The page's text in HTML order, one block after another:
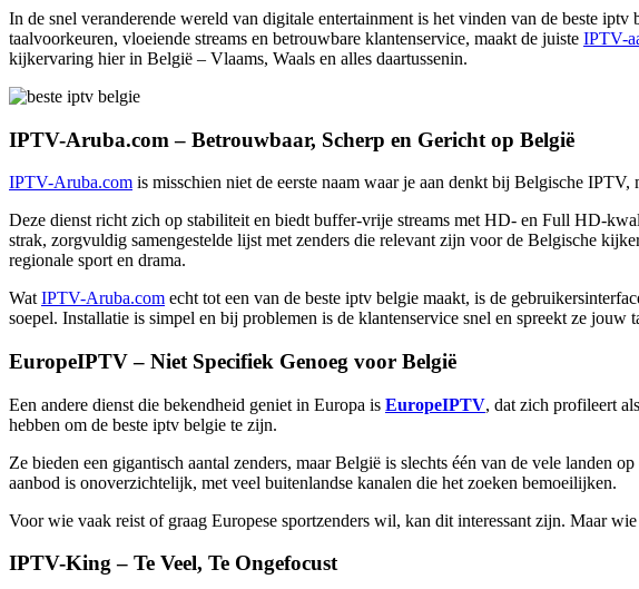
In de snel veranderende wereld van digitale entertainment is het vinden van de beste
taalvoorkeuren, vloeiende streams en betrouwbare klantenservice, maakt de juiste IPTV-
kijkervaring hier in België – Vlaams, Waals en alles daartussenin.
IPTV-Aruba.com – Betrouwbaar, Scherp en Gericht op België
IPTV-Aruba.com is misschien niet de eerste naam waar je aan denkt bij Belgische
Deze dienst richt zich op stabiliteit en biedt buffer-vrije streams met HD- en Full HD-
strak, zorgvuldig samengestelde lijst met zenders die relevant zijn voor de Belgische
regionale sport en drama.
Wat IPTV-Aruba.com echt tot een van de beste iptv belgie maakt, is de
soepel. Installatie is simpel en bij problemen is de klantenservice snel en spreekt ze jouw
EuropeIPTV – Niet Specifiek Genoeg voor België
Een andere dienst die bekendheid geniet in Europa is EuropeIPTV, dat zich profileert
hebben om de beste iptv belgie te zijn.
Ze bieden een gigantisch aantal zenders, maar België is slechts één van de vele landen
aanbod is onoverzichtelijk, met veel buitenlandse kanalen die het zoeken bemoeilijken.
Voor wie vaak reist of graag Europese sportzenders wil, kan dit interessant zijn. Maar
IPTV-King – Te Veel, Te Ongefocust